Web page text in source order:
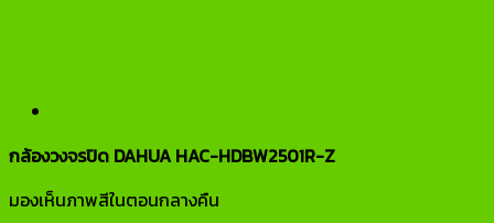
กล้องวงจรปิด DAHUA HAC-HDBW2501R-Z
มองเห็นภาพสีในตอนกลางคืน